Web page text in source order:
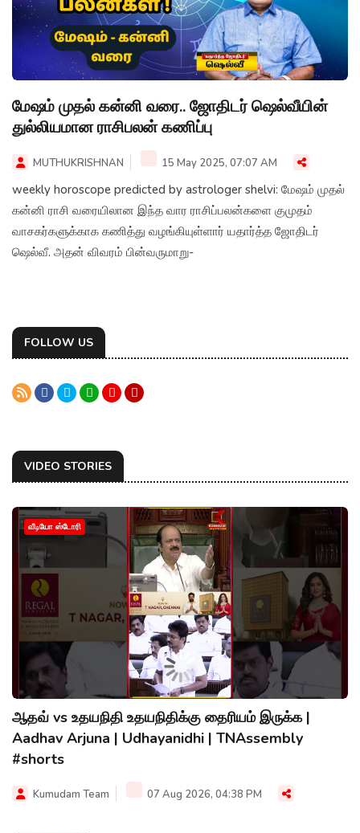
மேஷம் முதல் கன்னி வரை.. ஜோதிடர் ஷெல்வீயின்
துல்லியமான ராசிபலன் கணிப்பு
MUTHUKRISHNAN 15 May 2025, 07:07 AM
weekly horoscope predicted by astrologer shelvi: மேஷம் முதல்
கன்னி ராசி வரையிலான இந்த வார ராசிப்பலன்களை குமுதம்
வாசகர்களுக்காக கணித்து வழங்கியுள்ளார் யதார்த்த ஜோதிடர்
ஷெல்வீ. அதன் விவரம் பின்வருமாறு-
FOLLOW US
VIDEO STORIES
வீடியோ ஸ்டோரி
ஆதவ் vs உதயநிதி உதயநிதிக்கு தைரியம் இருக்க |
Aadhav Arjuna | Udhayanidhi | TNAssembly
#shorts
Kumudam Team 07 Aug 2026, 04:38 PM